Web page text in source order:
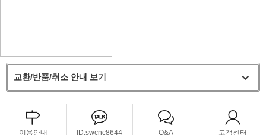
교환/반품/취소 안내 보기
이용안내 ID:swcnc8644 Q&A 고객센터